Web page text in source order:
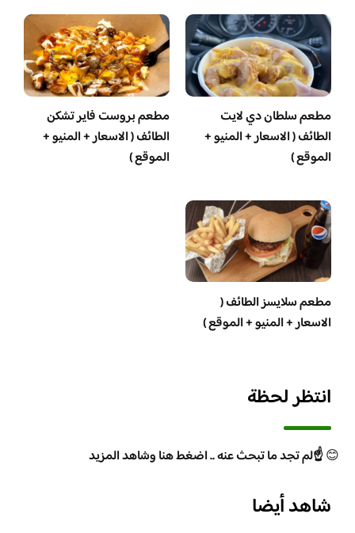
مطعم سلطان دي لايت
الطائف ( الاسعار + المنيو +
الموقع )
مطعم بروست فاير تشكن
الطائف ( الاسعار + المنيو +
الموقع )
مطعم سلايسز الطائف (
الاسعار + المنيو + الموقع )
انتظر لحظة
😊☝️لم تجد ما تبحث عنه .. اضغط هنا وشاهد المزيد
شاهد أيضا